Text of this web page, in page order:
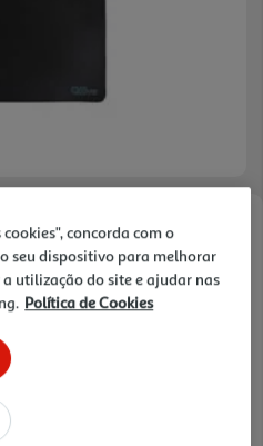
concorda com o
seu dispositivo para melhorar
utilização do site e ajudar nas
Política de Cookies